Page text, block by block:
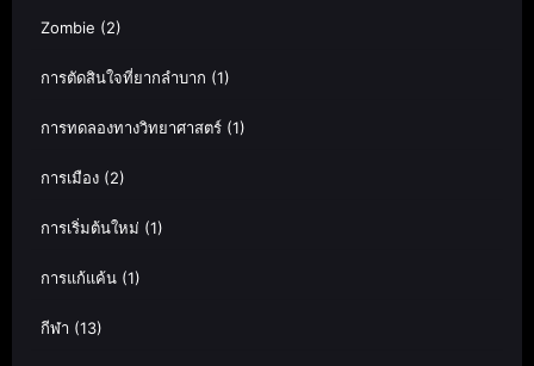
Zombie (2)
การตัดสินใจที่ยากลำบาก (1)
การทดลองทางวิทยาศาสตร์ (1)
การเมือง (2)
การเริ่มต้นใหม่ (1)
การแก้แค้น (1)
กีฬา (13)